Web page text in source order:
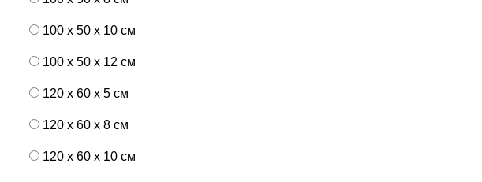
100 x 50 x 10 см
100 x 50 x 12 см
120 x 60 x 5 см
120 x 60 x 8 см
120 x 60 x 10 см